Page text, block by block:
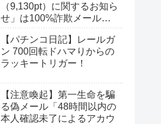
（9,130pt）に関するお知ら
せ」は100%詐欺メール！
【パチンコ日記】レールガ
ン 700回転ドハマりからの
ラッキートリガー！
【注意喚起】第一生命を騙
る偽メール「48時間以内の
本人確認未了によるアカウ